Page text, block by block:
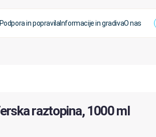
in popravilaInformacije in gradivaO nas
raztopina, 1000 ml